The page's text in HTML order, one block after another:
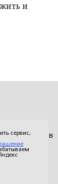
и
в
связи,
сервис,